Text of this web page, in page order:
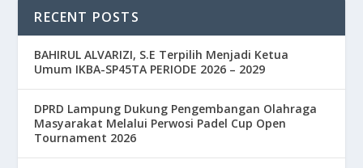
RECENT POSTS
BAHIRUL ALVARIZI, S.E Terpilih Menjadi Ketua
Umum IKBA-SP45TA PERIODE 2026 – 2029
DPRD Lampung Dukung Pengembangan Olahraga
Masyarakat Melalui Perwosi Padel Cup Open
Tournament 2026